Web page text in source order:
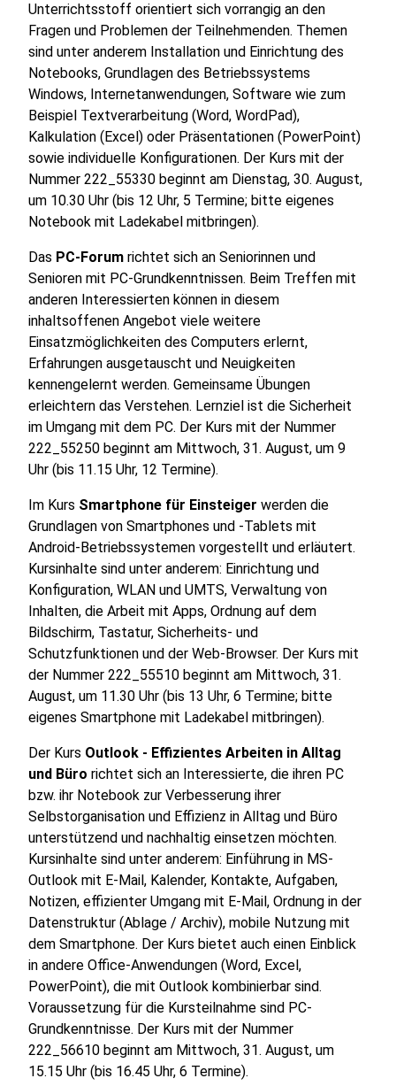
Unterrichtsstoff orientiert sich vorrangig an den
Fragen und Problemen der Teilnehmenden. Themen
sind unter anderem Installation und Einrichtung des
Notebooks, Grundlagen des Betriebssystems
Windows, Internetanwendungen, Software wie zum
Beispiel Textverarbeitung (Word, WordPad),
Kalkulation (Excel) oder Präsentationen (PowerPoint)
sowie individuelle Konfigurationen. Der Kurs mit der
Nummer 222_55330 beginnt am Dienstag, 30. August,
um 10.30 Uhr (bis 12 Uhr, 5 Termine; bitte eigenes
Notebook mit Ladekabel mitbringen).
Das PC-Forum richtet sich an Seniorinnen und
Senioren mit PC-Grundkenntnissen. Beim Treffen mit
anderen Interessierten können in diesem
inhaltsoffenen Angebot viele weitere
Einsatzmöglichkeiten des Computers erlernt,
Erfahrungen ausgetauscht und Neuigkeiten
kennengelernt werden. Gemeinsame Übungen
erleichtern das Verstehen. Lernziel ist die Sicherheit
im Umgang mit dem PC. Der Kurs mit der Nummer
222_55250 beginnt am Mittwoch, 31. August, um 9
Uhr (bis 11.15 Uhr, 12 Termine).
Im Kurs Smartphone für Einsteiger werden die
Grundlagen von Smartphones und -Tablets mit
Android-Betriebssystemen vorgestellt und erläutert.
Kursinhalte sind unter anderem: Einrichtung und
Konfiguration, WLAN und UMTS, Verwaltung von
Inhalten, die Arbeit mit Apps, Ordnung auf dem
Bildschirm, Tastatur, Sicherheits- und
Schutzfunktionen und der Web-Browser. Der Kurs mit
der Nummer 222_55510 beginnt am Mittwoch, 31.
August, um 11.30 Uhr (bis 13 Uhr, 6 Termine; bitte
eigenes Smartphone mit Ladekabel mitbringen).
Der Kurs Outlook - Effizientes Arbeiten in Alltag
und Büro richtet sich an Interessierte, die ihren PC
bzw. ihr Notebook zur Verbesserung ihrer
Selbstorganisation und Effizienz in Alltag und Büro
unterstützend und nachhaltig einsetzen möchten.
Kursinhalte sind unter anderem: Einführung in MS-
Outlook mit E-Mail, Kalender, Kontakte, Aufgaben,
Notizen, effizienter Umgang mit E-Mail, Ordnung in der
Datenstruktur (Ablage / Archiv), mobile Nutzung mit
dem Smartphone. Der Kurs bietet auch einen Einblick
in andere Office-Anwendungen (Word, Excel,
PowerPoint), die mit Outlook kombinierbar sind.
Voraussetzung für die Kursteilnahme sind PC-
Grundkenntnisse. Der Kurs mit der Nummer
222_56610 beginnt am Mittwoch, 31. August, um
15.15 Uhr (bis 16.45 Uhr, 6 Termine).